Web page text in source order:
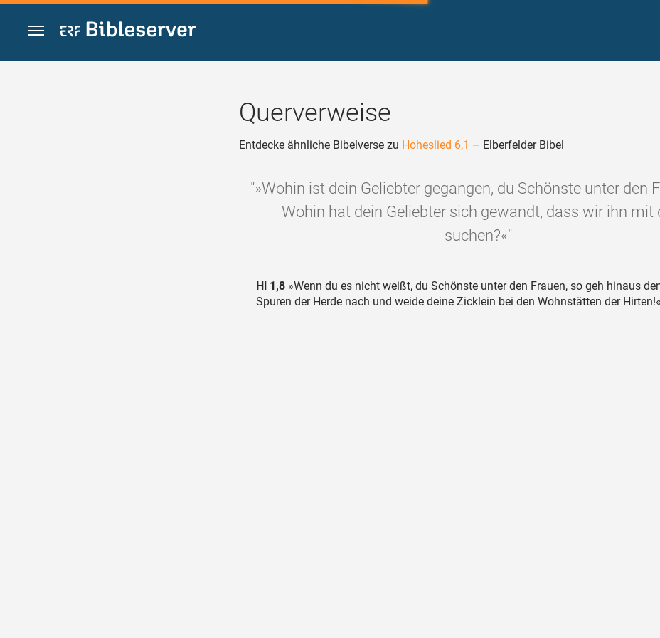
Zum Inhalt springen
Querverweise
Entdecke ähnliche Bibelverse zu Hoheslied 6,1 – Elberfelder Bibel
"»Wohin ist dein Geliebter gegangen, du Schönste unter den
Wohin hat dein Geliebter sich gewandt, dass wir ihn mit
suchen?«"
Hl 1,8 »Wenn du es nicht weißt, du Schönste unter den Frauen, so geh hinaus
Spuren der Herde nach und weide deine Zicklein bei den Wohnstätten der Hirten!«